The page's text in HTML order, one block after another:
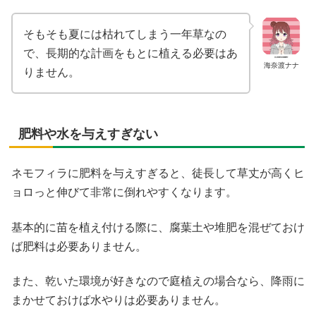
海奈渡ナナ
そもそも夏には枯れてしまう一年草なの
で、長期的な計画をもとに植える必要はあ
りません。
肥料や水を与えすぎない
ネモフィラに肥料を与えすぎると、徒長して草丈が高くヒ
ョロっと伸びて非常に倒れやすくなります。
基本的に苗を植え付ける際に、腐葉土や堆肥を混ぜておけ
ば肥料は必要ありません。
また、乾いた環境が好きなので庭植えの場合なら、降雨に
まかせておけば水やりは必要ありません。